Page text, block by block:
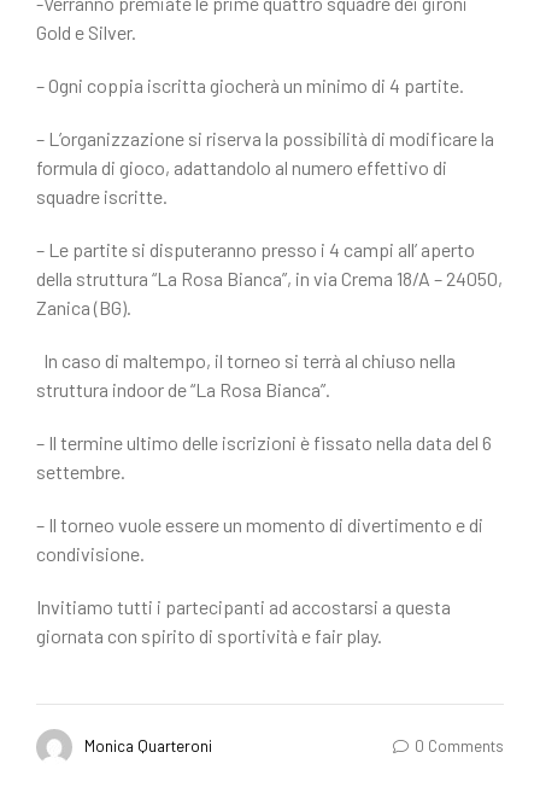
Gold e Silver.
– Ogni coppia iscritta giocherà un minimo di 4 partite.
– L’organizzazione si riserva la possibilità di modificare la
formula di gioco, adattandolo al numero effettivo di
squadre iscritte.
– Le partite si disputeranno presso i 4 campi all’ aperto
della struttura “La Rosa Bianca”, in via Crema 18/A – 24050,
Zanica (BG).
In caso di maltempo, il torneo si terrà al chiuso nella
struttura indoor de “La Rosa Bianca”.
– Il termine ultimo delle iscrizioni è fissato nella data del 6
settembre.
– Il torneo vuole essere un momento di divertimento e di
condivisione.
Invitiamo tutti i partecipanti ad accostarsi a questa
giornata con spirito di sportività e fair play.
Monica Quarteroni 0 Comments